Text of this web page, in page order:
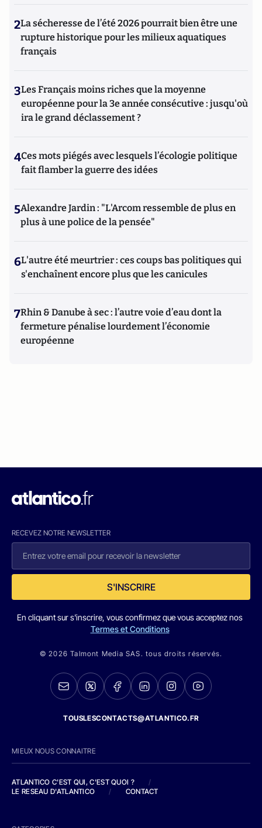
2La sécheresse de l’été 2026 pourrait bien être une
rupture historique pour les milieux aquatiques
français
3Les Français moins riches que la moyenne
européenne pour la 3e année consécutive : jusqu'où
ira le grand déclassement ?
4Ces mots piégés avec lesquels l’écologie politique
fait flamber la guerre des idées
5Alexandre Jardin : "L'Arcom ressemble de plus en
plus à une police de la pensée"
6L'autre été meurtrier : ces coups bas politiques qui
s'enchaînent encore plus que les canicules
7Rhin & Danube à sec : l’autre voie d’eau dont la
fermeture pénalise lourdement l’économie
européenne
RECEVEZ NOTRE NEWSLETTER
S'INSCRIRE
En cliquant sur s'inscrire, vous confirmez que vous acceptez nos
Termes et Conditions
© 2026 Talmont Media SAS. tous droits réservés.
TOUSLESCONTACTS@ATLANTICO.FR
MIEUX NOUS CONNAITRE
ATLANTICO C'EST QUI, C'EST QUOI ?
/
LE RESEAU D'ATLANTICO
/ CONTACT